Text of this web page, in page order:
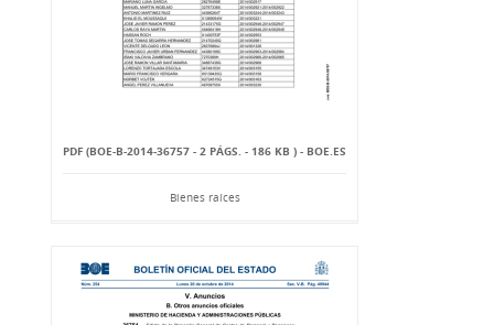
PDF (BOE-B-2014-36757 - 2 PÁGS. - 186 KB ) - BOE.ES
Bienes raíces